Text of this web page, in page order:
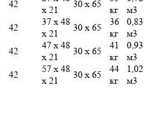
42
х 21
30 х 65
кг
м3
42
37 х 48
х 21
30 х 65
36
кг
0,83
м3
42
47 х 48
х 21
30 х 65
41
кг
0,93
м3
42
57 х 48
х 21
30 х 65
44
кг
1,02
м3